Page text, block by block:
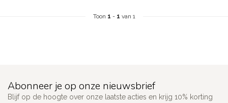
Toon 1 - 1 van 1
Abonneer je op onze nieuwsbrief
Blijf op de hoogte over onze laatste acties en krijg 10% korting